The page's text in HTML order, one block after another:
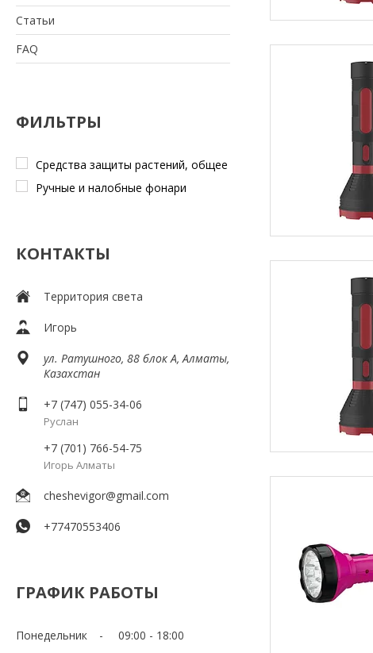
Статьи
FAQ
ФИЛЬТРЫ
Средства защиты растений, общее
Ручные и налобные фонари
КОНТАКТЫ
Территория света
Игорь
ул. Ратушного, 88 блок A, Алматы,
Казахстан
+7 (747) 055-34-06
Руслан
+7 (701) 766-54-75
Игорь Алматы
cheshevigor@gmail.com
+77470553406
ГРАФИК РАБОТЫ
Понедельник 09:00
18:00